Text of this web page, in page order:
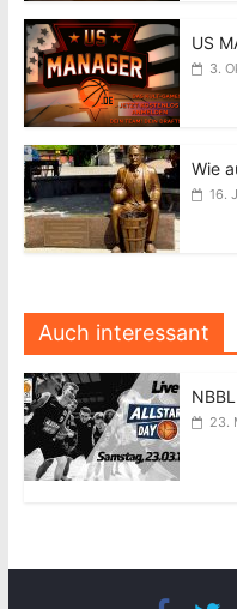
US
3.
Wie
16.
Auch interessant
23.